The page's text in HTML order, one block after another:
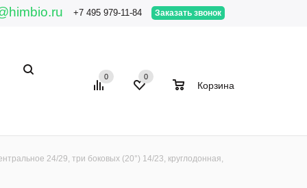
+7 495 979-11-84 Заказать звонок
0 0
Корзина
24/29, три боковых (20°) 14/23, круглодонная,